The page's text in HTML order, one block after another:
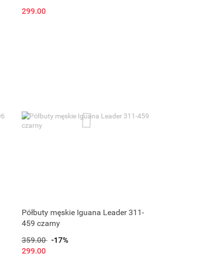
299.00
Półbuty męskie Iguana Leader 311-
459 czarny
359.00
-17%
299.00